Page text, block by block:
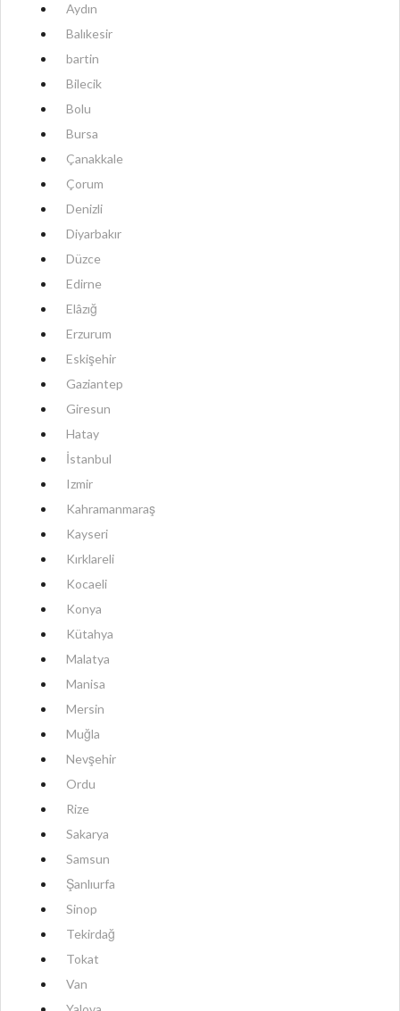
Aydın
Balıkesir
bartin
Bilecik
Bolu
Bursa
Çanakkale
Çorum
Denizli
Diyarbakır
Düzce
Edirne
Elâzığ
Erzurum
Eskişehir
Gaziantep
Giresun
Hatay
İstanbul
Izmir
Kahramanmaraş
Kayseri
Kırklareli
Kocaeli
Konya
Kütahya
Malatya
Manisa
Mersin
Muğla
Nevşehir
Ordu
Rize
Sakarya
Samsun
Şanlıurfa
Sinop
Tekirdağ
Tokat
Van